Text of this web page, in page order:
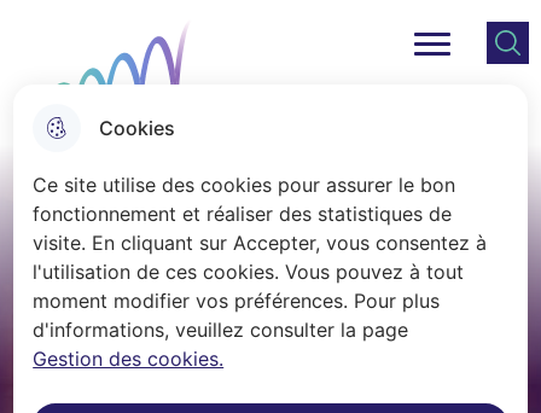
Cookies
Ce site utilise des cookies pour assurer le bon
fonctionnement et réaliser des statistiques de
visite. En cliquant sur Accepter, vous consentez à
l'utilisation de ces cookies. Vous pouvez à tout
moment modifier vos préférences. Pour plus
d'informations, veuillez consulter la page
Gestion des cookies.
au
menu
Aller à la
recherche
contenu
principal
le plan
du site
Menu principal